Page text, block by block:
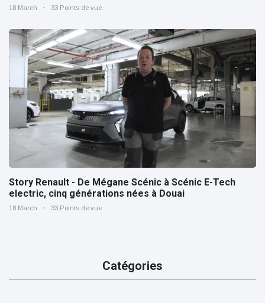
18 March 33 Points de vue
Story Renault - De Mégane Scénic à Scénic E-Tech
electric, cinq générations nées à Douai
18 March 33 Points de vue
Catégories